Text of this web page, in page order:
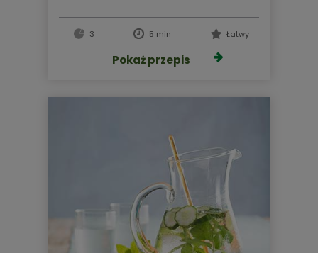
3 5 min Łatwy
Pokaż przepis